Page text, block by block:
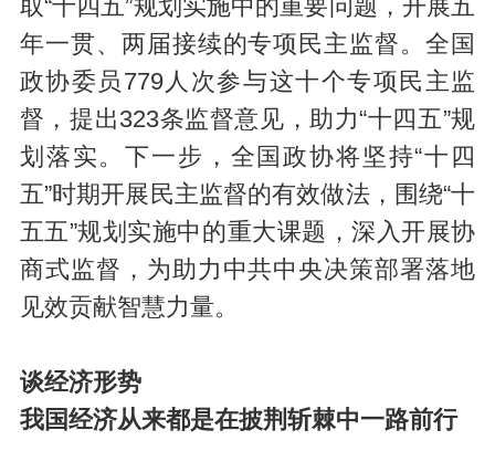
取“十四五”规划实施中的重要问题，开展五
年一贯、两届接续的专项民主监督。全国
政协委员779人次参与这十个专项民主监
督，提出323条监督意见，助力“十四五”规
划落实。下一步，全国政协将坚持“十四
五”时期开展民主监督的有效做法，围绕“十
五五”规划实施中的重大课题，深入开展协
商式监督，为助力中共中央决策部署落地
见效贡献智慧力量。
谈经济形势
我国经济从来都是在披荆斩棘中一路前行